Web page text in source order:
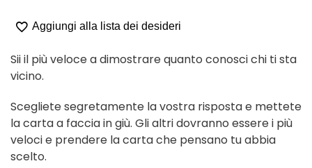
FAMIGLIA
AMICI
"C’HO
quantità
Aggiungi alla lista dei desideri
Sii il più veloce a dimostrare quanto conosci chi ti sta
vicino.
Scegliete segretamente la vostra risposta e mettete
la carta a faccia in giù. Gli altri dovranno essere i più
veloci e prendere la carta che pensano tu abbia
scelto.